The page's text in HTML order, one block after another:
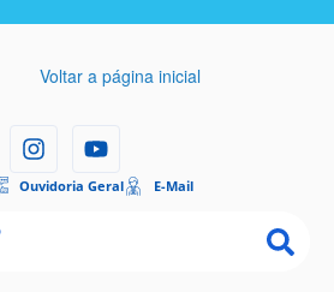
Ouvidoria Geral E-Mail